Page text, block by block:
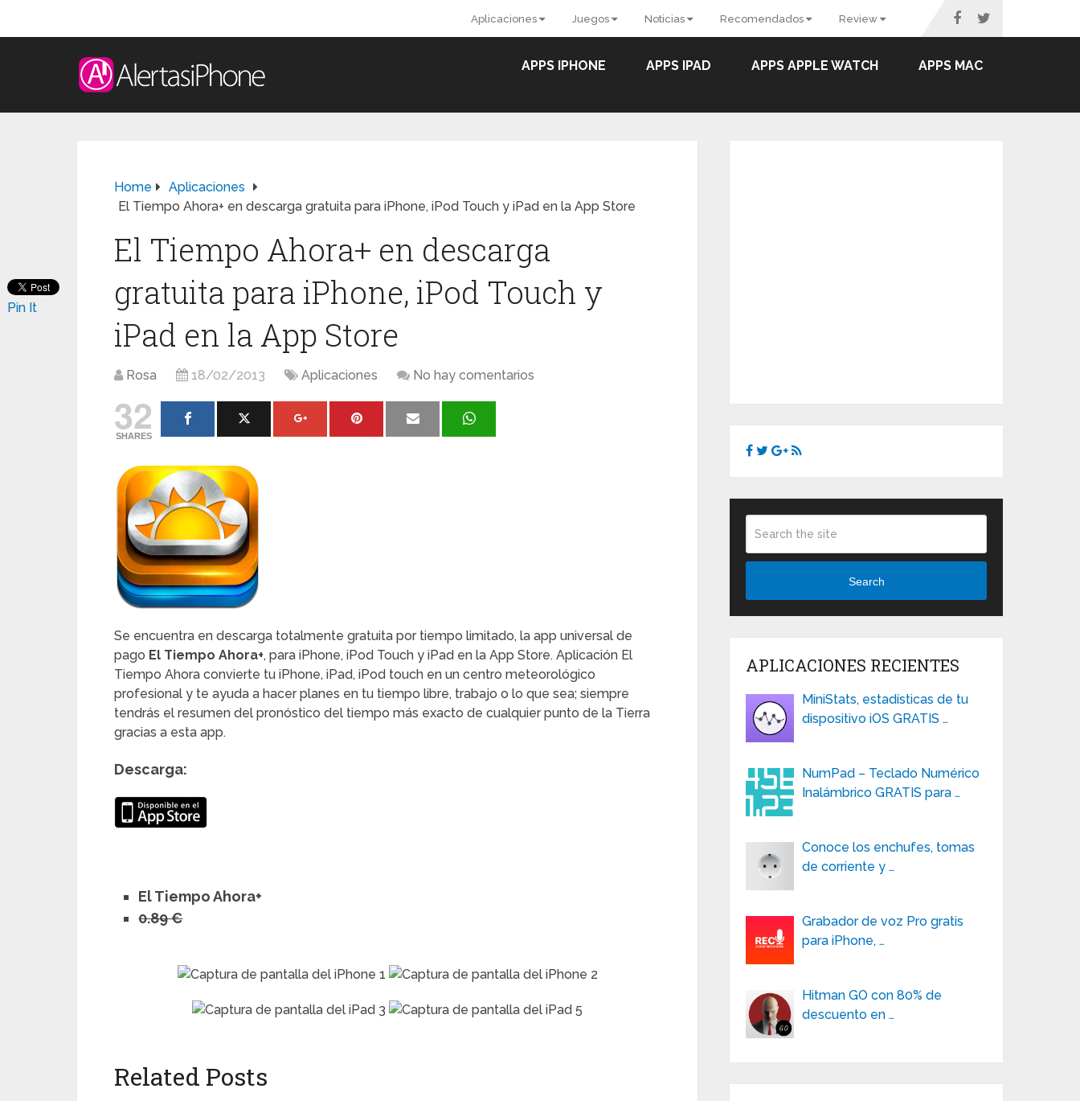
Aplicaciones Juegos Noticias Recomendados Review
APPS IPHONE APPS IPAD APPS APPLE WATCH APPS MAC
Home
Aplicaciones
El Tiempo Ahora+ en descarga gratuita para iPhone, iPod Touch y iPad en la App Store
El Tiempo Ahora+ en descarga
gratuita para iPhone, iPod Touch y
iPad en la App Store
Rosa 18/02/2013 Aplicaciones No hay comentarios
32
SHARES
Se encuentra en descarga totalmente gratuita por tiempo limitado, la app universal de
pago El Tiempo Ahora+, para iPhone, iPod Touch y iPad en la App Store. Aplicación El
Tiempo Ahora convierte tu iPhone, iPad, iPod touch en un centro meteorológico
profesional y te ayuda a hacer planes en tu tiempo libre, trabajo o lo que sea; siempre
tendrás el resumen del pronóstico del tiempo más exacto de cualquier punto de la Tierra
gracias a esta app.
Descarga:
El Tiempo Ahora+
0.89 €
Pin It
Related Posts
Search
APLICACIONES RECIENTES
MiniStats, estadísticas de tu
dispositivo iOS GRATIS …
NumPad – Teclado Numérico
Inalámbrico GRATIS para …
Conoce los enchufes, tomas
de corriente y …
Grabador de voz Pro gratis
para iPhone, …
Hitman GO con 80% de
descuento en …